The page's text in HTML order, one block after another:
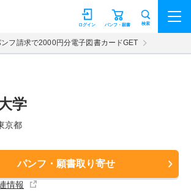
ビジョン パンフ・願書
ログイン 検索
ンフ請求で2000円分電子図書カードGET
学
京都
パンフ・願書取り寄せ
情報